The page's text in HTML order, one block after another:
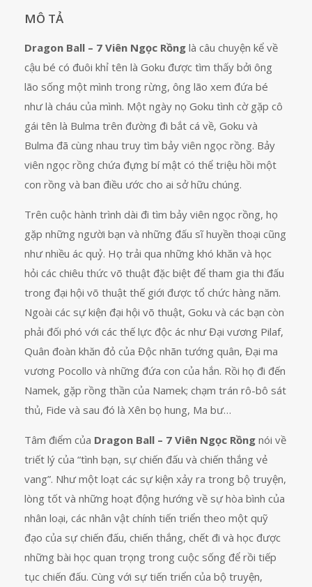
số
MÔ TẢ
Dragon Ball – 7 Viên Ngọc Rồng là câu chuyện kể về
cậu bé có đuôi khỉ tên là Goku được tìm thấy bởi ông
lão sống một mình trong rừng, ông lão xem đứa bé
như là cháu của mình. Một ngày nọ Goku tình cờ gặp cô
gái tên là Bulma trên đường đi bắt cá về, Goku và
Bulma đã cùng nhau truy tìm bảy viên ngọc rồng. Bảy
viên ngọc rồng chứa đựng bí mật có thể triệu hồi một
con rồng và ban điều ước cho ai sở hữu chúng.
Trên cuộc hành trình dài đi tìm bảy viên ngọc rồng, họ
gặp những người bạn và những đấu sĩ huyền thoại cũng
như nhiều ác quỷ. Họ trải qua những khó khăn và học
hỏi các chiêu thức võ thuật đặc biệt để tham gia thi đấu
trong đại hội võ thuật thế giới được tổ chức hàng năm.
Ngoài các sự kiện đại hội võ thuật, Goku và các bạn còn
phải đối phó với các thế lực độc ác như Đại vương Pilaf,
Quân đoàn khăn đỏ của Độc nhãn tướng quân, Đại ma
vương Pocollo và những đứa con của hắn. Rồi họ đi đến
Namek, gặp rồng thần của Namek; chạm trán rô-bô sát
thủ, Fide và sau đó là Xên bọ hung, Ma bư…
Tâm điểm của Dragon Ball – 7 Viên Ngọc Rồng nói về
triết lý của “tình bạn, sự chiến đấu và chiến thắng vẻ
vang”. Như một loạt các sự kiện xảy ra trong bộ truyện,
lòng tốt và những hoạt động hướng về sự hòa bình của
nhân loại, các nhân vật chính tiến triển theo một quỹ
đạo của sự chiến đấu, chiến thắng, chết đi và học được
những bài học quan trọng trong cuộc sống để rồi tiếp
tục chiến đấu. Cùng với sự tiến triển của bộ truyện,